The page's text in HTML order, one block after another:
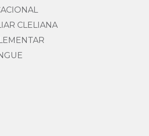
CLELIANA